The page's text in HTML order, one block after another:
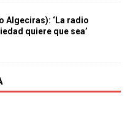
Algeciras): ‘La radio
quiere que sea’